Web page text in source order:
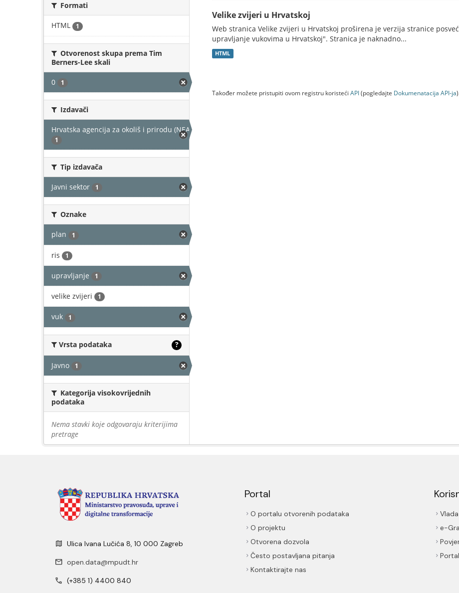
Formati
HTML 1
Otvorenost skupa prema Tim
Berners-Lee skali
0 1
Izdavači
Hrvatska agencija za okoliš i prirodu (NEAKTIVAN)
1
Tip izdavača
Javni sektor 1
Oznake
plan 1
ris 1
upravljanje 1
velike zvijeri 1
vuk 1
Vrsta podataka ?
Javno 1
Kategorija visokovrijednih
podataka
Nema stavki koje odgovaraju kriterijima
pretrage
Velike zvijeri u Hrvatskoj
Web stranica Velike zvijeri u Hrvatskoj proširena je verzija stranice
upravljanje vukovima u Hrvatskoj". Stranica je naknadno...
HTML
Također možete pristupiti ovom registru koristeći API(pogledajte Dokumenаtаcijа API-jа).